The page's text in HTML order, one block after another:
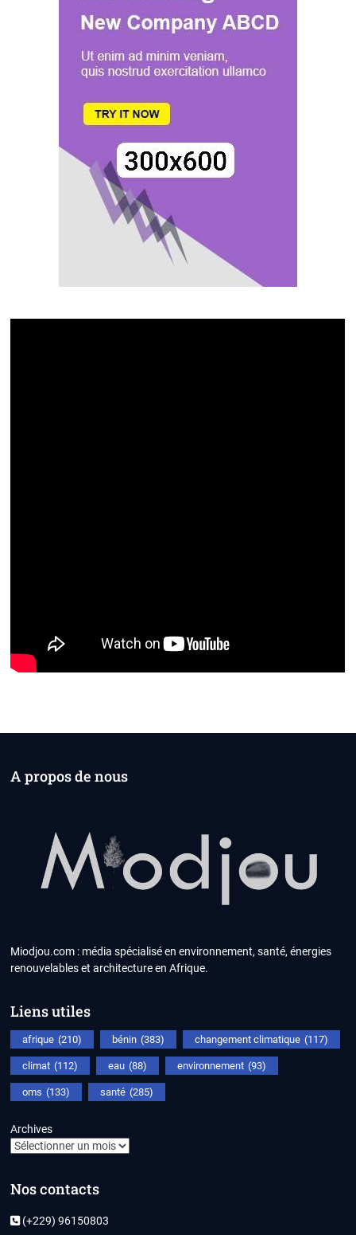
A propos de nous
Miodjou.com : média spécialisé en environnement, santé, énergies
renouvelables et architecture en Afrique.
Liens utiles
afrique (210) bénin (383) changement climatique (117)
climat (112) eau (88) environnement (93)
oms (133) santé (285)
Archives
Nos contacts
(+229) 96150803